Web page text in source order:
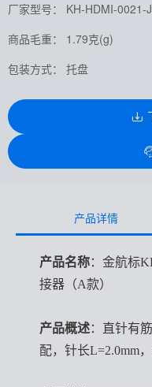
厂家型号： KH-HDMI-0021-
商品毛重： 1.79克(g)
包装方式： 托盘
产品详情
产品名称：金航标
接器（A款）
产品概述：直针有
配，针长L=2.0mm